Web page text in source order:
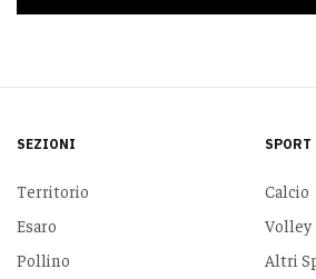
SEZIONI
Territorio
Esaro
Pollino
SPORT
Calcio
Volley
Altri